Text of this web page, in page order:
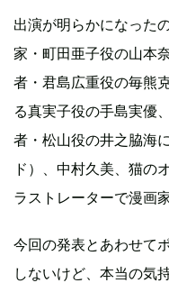
出演が明らかになった
家・町田亜子役の山本
者・君島広重役の毎熊
る真実子役の手島実優
者・松山役の井之脇海
ド）、中村久美、猫の
ラストレーターで漫画
今回の発表とあわせて
しないけど、本当の気